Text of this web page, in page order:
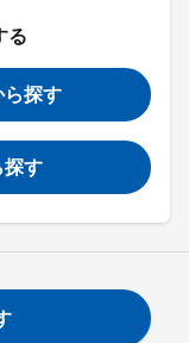
る
ら探す
探す